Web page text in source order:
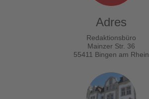
Adres
Redaktionsbüro
Mainzer Str. 36
55411 Bingen am Rhein